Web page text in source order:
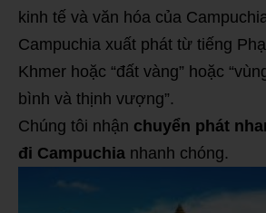
kinh tế và văn hóa của
Campuchia xuất phát từ tiếng
Khmer hoặc “đất vàng” hoặc
bình và thịnh vượng”.
Chúng tôi nhận chuyển phát
đi Campuchia nhanh chóng.